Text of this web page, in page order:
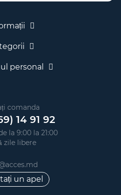
personal
comanda
14 91 92
la 9:00 la 21:00
zile libere
un apel